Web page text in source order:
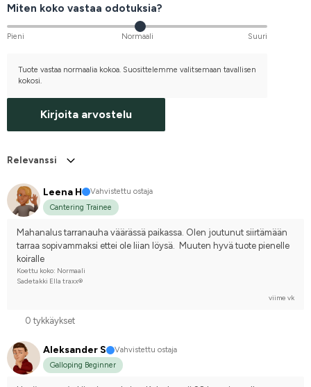
Miten koko vastaa odotuksia?
Pieni Normaali Suuri
Tuote vastaa normaalia kokoa. Suosittelemme valitsemaan tavallisen
kokosi.
Kirjoita arvostelu
Relevanssi
Leena H
Vahvistettu ostaja
Cantering Trainee
Mahanalus tarranauha väärässä paikassa. Olen joutunut siirtämään
tarraa sopivammaksi ettei ole liian löysä.  Muuten hyvä tuote pienelle
koiralle
Koettu koko: Normaali
Sadetakki Ella traxx®
viime vk
0 tykkäykset
Aleksander S
Vahvistettu ostaja
Galloping Beginner